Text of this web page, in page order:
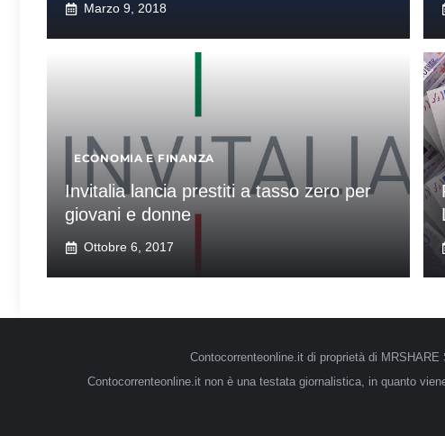
Marzo 9, 2018
ECONOMIA E FINANZA
Invitalia lancia prestiti a tasso zero per
giovani e donne
Ottobre 6, 2017
Contocorrenteonline.it di proprietà di
Contocorrenteonline.it non è una testata giornalistica, in quanto